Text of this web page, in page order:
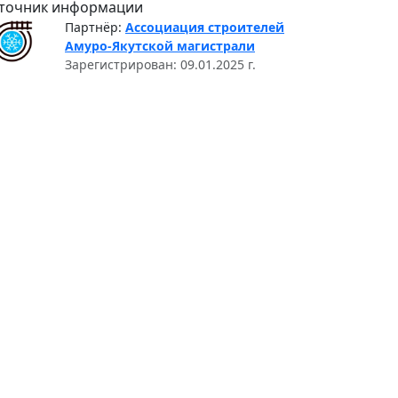
информации
Партнёр: Ассоциация строителей
Амуро-Якутской магистрали
Зарегистрирован: 09.01.2025 г.